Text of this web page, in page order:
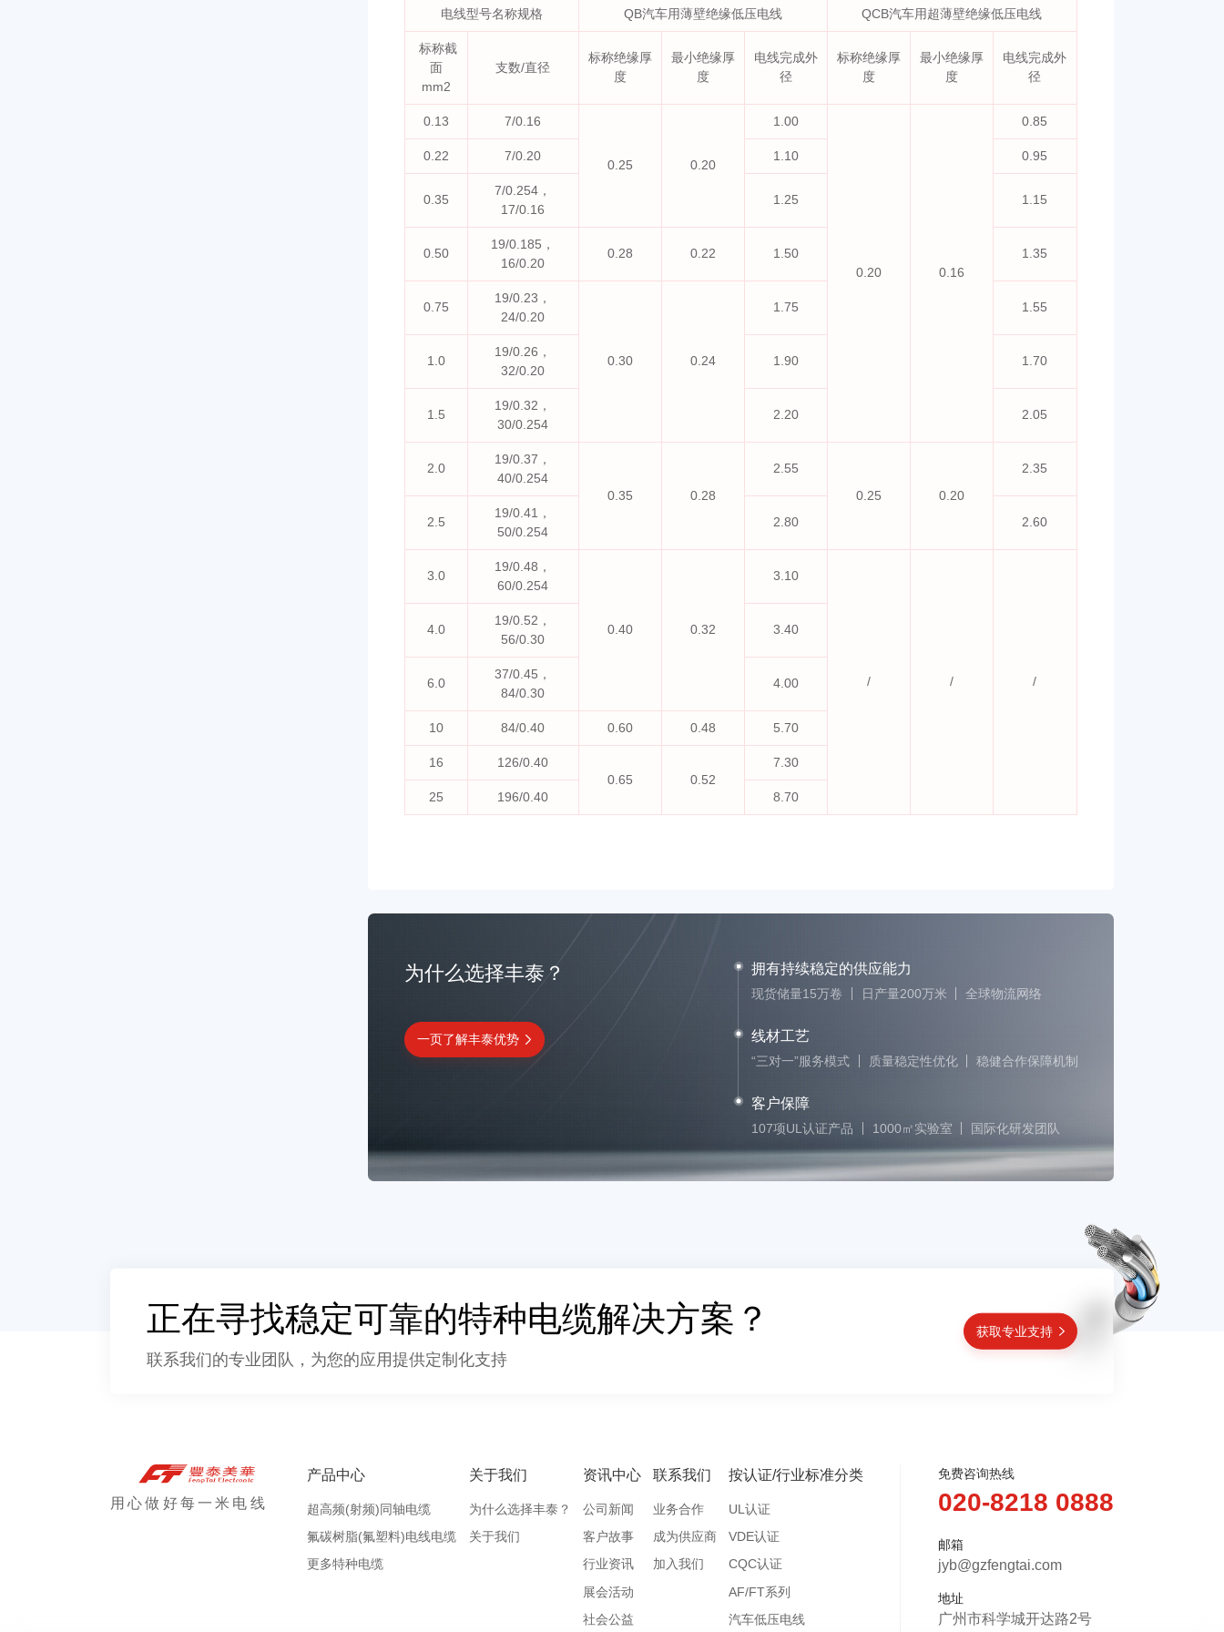
电线型号名称规格 QB汽车用薄壁绝缘低压电线 QCB汽车用超薄壁绝缘低压电线
标称截
面
mm2
支数/直径
标称绝缘厚
度
最小绝缘厚
度
电线完成外
径
标称绝缘厚
度
最小绝缘厚
度
电线完成外
径
0.13 7/0.16
0.25 0.20
1.00
0.20 0.16
0.85
0.22 7/0.20 1.10 0.95
0.35
7/0.254，
17/0.16
1.25 1.15
0.50
19/0.185，
16/0.20
0.28 0.22 1.50 1.35
0.75
19/0.23，
24/0.20
0.30 0.24
1.75 1.55
1.0
19/0.26，
32/0.20
1.90 1.70
1.5
19/0.32，
30/0.254
2.20 2.05
2.0
19/0.37，
40/0.254
0.35
0.28
2.55
0.25
0.20
2.35
2.5
19/0.41，
50/0.254
2.80 2.60
3.0
19/0.48，
60/0.254
0.40 0.32
3.10
/ / /
4.0
19/0.52，
56/0.30
3.40
6.0
37/0.45，
84/0.30
4.00
10 84/0.40 0.60 0.48 5.70
16
126/0.40
0.65
0.52
7.30
25 196/0.40 8.70
为什么选择丰泰？
一页了解丰泰优势
拥有持续稳定的供应能力
现货储量15万卷 日产量200万米 全球物流网络
线材工艺
“三对一”服务模式 质量稳定性优化 稳健合作保障机制
客户保障
107项UL认证产品 1000㎡实验室 国际化研发团队
正在寻找稳定可靠的特种电缆解决方案？
联系我们的专业团队，为您的应用提供定制化支持
获取专业支持
用心做好每一米电线
产品中心
超高频(射频)同轴电缆
氟碳树脂(氟塑料)电线电缆
更多特种电缆
关于我们
为什么选择丰泰？
关于我们
资讯中心
公司新闻
客户故事
行业资讯
展会活动
社会公益
联系我们
业务合作
成为供应商
加入我们
按认证/行业标准分类
UL认证
VDE认证
CQC认证
AF/FT系列
汽车低压电线
免费咨询热线
020-8218 0888
邮箱
jyb@gzfengtai.com
地址
广州市科学城开达路2号